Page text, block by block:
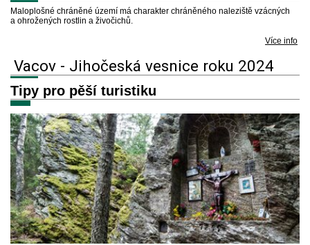
Maloplošné chráněné území má charakter chráněného naleziště vzácných
a ohrožených rostlin a živočichů.
Více info
Vacov - Jihočeská vesnice roku 2024
Tipy pro pěší turistiku